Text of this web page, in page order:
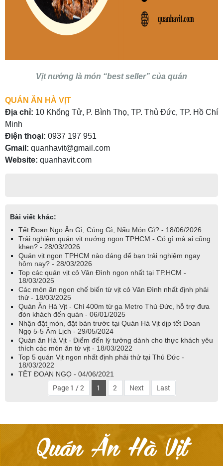
Vịt nướng là món “best seller” của quán
QUÁN ĂN HÀ VỊT
Địa chỉ: 10 Khổng Tử, P. Bình Thọ, TP. Thủ Đức, TP. Hồ Chí
Minh
Điện thoại: 0937 197 951
Gmail: quanhavit@gmail.com
Website: quanhavit.com
Bài viết khác:
Tết Đoan Ngọ Ăn Gì, Cúng Gì, Nấu Món Gì? - 18/06/2026
Trải nghiệm quán vịt nướng ngon TPHCM - Có gì mà ai cũng
khen? - 28/03/2026
Quán vịt ngon TPHCM nào đáng để bạn trải nghiệm ngay
hôm nay? - 28/03/2026
Top các quán vịt cỏ Vân Đình ngon nhất tại TP.HCM -
18/03/2025
Các món ăn ngon chế biến từ vịt cỏ Vân Đình nhất định phải
thử - 18/03/2025
Quán Ăn Hà Vịt - Chỉ 400m từ ga Metro Thủ Đức, hỗ trợ đưa
đón khách đến quán - 06/01/2025
Nhận đặt món, đặt bàn trước tại Quán Hà Vịt dịp tết Đoan
Ngọ 5-5 Âm Lịch - 29/05/2024
Quán ăn Hà Vịt - Điểm đến lý tưởng dành cho thực khách yêu
thích các món ăn từ vịt - 18/03/2022
Top 5 quán Vịt ngon nhất định phải thử tại Thủ Đức -
18/03/2022
TÊT ĐOAN NGỌ - 04/06/2021
Page 1 / 2 1 2 Next Last
Quán Ăn Hà Vịt